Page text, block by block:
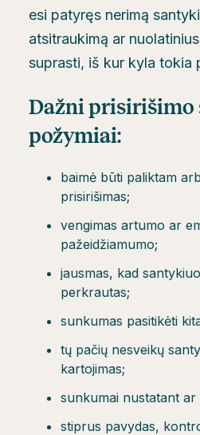
esi patyręs nerimą
atsitraukimą ar
suprasti, iš kur kyla tokia
Dažni prisirišimo
požymiai:
baimė būti paliktam
prisirišimas;
vengimas artumo ar
pažeidžiamumo;
jausmas, kad
perkrautas;
sunkumas pasitikėti
tų pačių nesveikų
kartojimas;
sunkumai nustatant ar
stiprus pavydas,